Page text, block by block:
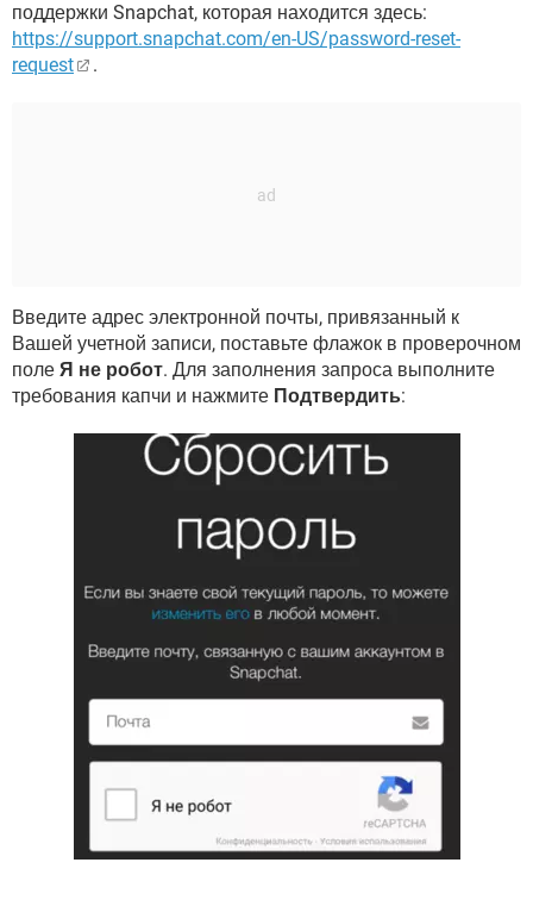
поддержки Snapchat, которая находится здесь:
https://support.snapchat.com/en-US/password-reset-
request
.
Введите адрес электронной почты, привязанный к
Вашей учетной записи, поставьте флажок в проверочном
поле Я не робот. Для заполнения запроса выполните
требования капчи и нажмите Подтвердить: